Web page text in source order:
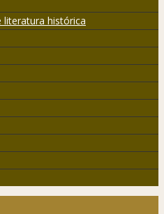
literatura histórica